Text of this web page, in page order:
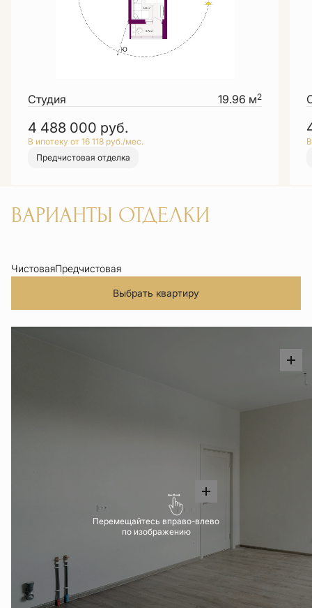
Студия 19.96 м2
4 488 000 руб.
В ипотеку от 16 118 руб./мес.
Предчистовая отделка
ВАРИАНТЫ ОТДЕЛКИ
ЧистоваяПредчистовая
Выбрать квартиру
Перемещайтесь вправо-влево
по изображению